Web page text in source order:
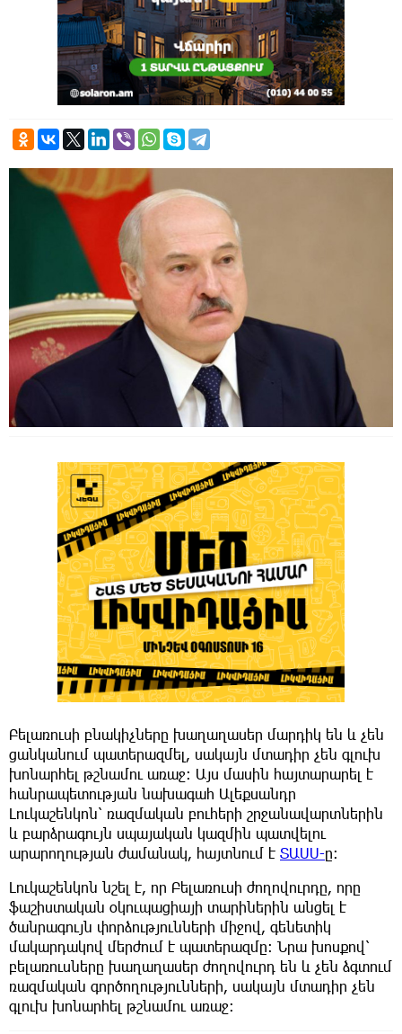
Բելառուսի բնակիչները խաղաղասեր մարդիկ են և չեն
ցանկանում պատերազմել, սակայն մտադիր չեն գլուխ
խոնարհել թշնամու առաջ։ Այս մասին հայտարարել է
հանրապետության նախագահ Ալեքսանդր
Լուկաշենկոն՝ ռազմական բուհերի շրջանավարտներին
և բարձրագույն սպայական կազմին պատվելու
արարողության ժամանակ, հայտնում է ՏԱՍՍ-ը:
Լուկաշենկոն նշել է, որ Բելառուսի ժողովուրդը, որը
ֆաշիստական օկուպացիայի տարիներին անցել է
ծանրագույն փորձությունների միջով, գենետիկ
մակարդակով մերժում է պատերազմը։ Նրա խոսքով՝
բելառուսները խաղաղասեր ժողովուրդ են և չեն ձգտում
ռազմական գործողությունների, սակայն մտադիր չեն
գլուխ խոնարհել թշնամու առաջ։